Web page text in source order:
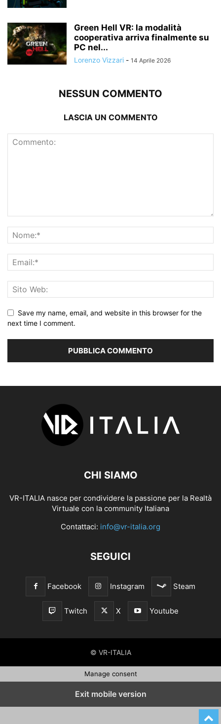
Green Hell VR: la modalità
cooperativa arriva finalmente su
PC nel...
Lorenzo Vizzari - 14 Aprile 2026
NESSUN COMMENTO
LASCIA UN COMMENTO
Save my name, email, and website in this browser for the
next time I comment.
CHI SIAMO
VR-ITALIA nasce per condividere la passione per la Realtà
Virtuale con la community Italiana
Contattaci: info@vr-italia.org
SEGUICI
Facebook Instagram Steam
Twitch X Youtube
© VR-ITALIA
Manage consent
Exit mobile version